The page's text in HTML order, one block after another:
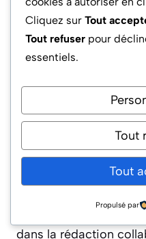
Elle donne accès à
des baromètres
réservés aux
personnalisés sur les
la technologie.
Peut-on participer
suggérer un sujet
Oui, une plateforme
communauté de
commenter les
dans la rédaction
Cliquez sur Tout
Tout refuser pour
essentiels.
Tout
Tout
Propulsé par